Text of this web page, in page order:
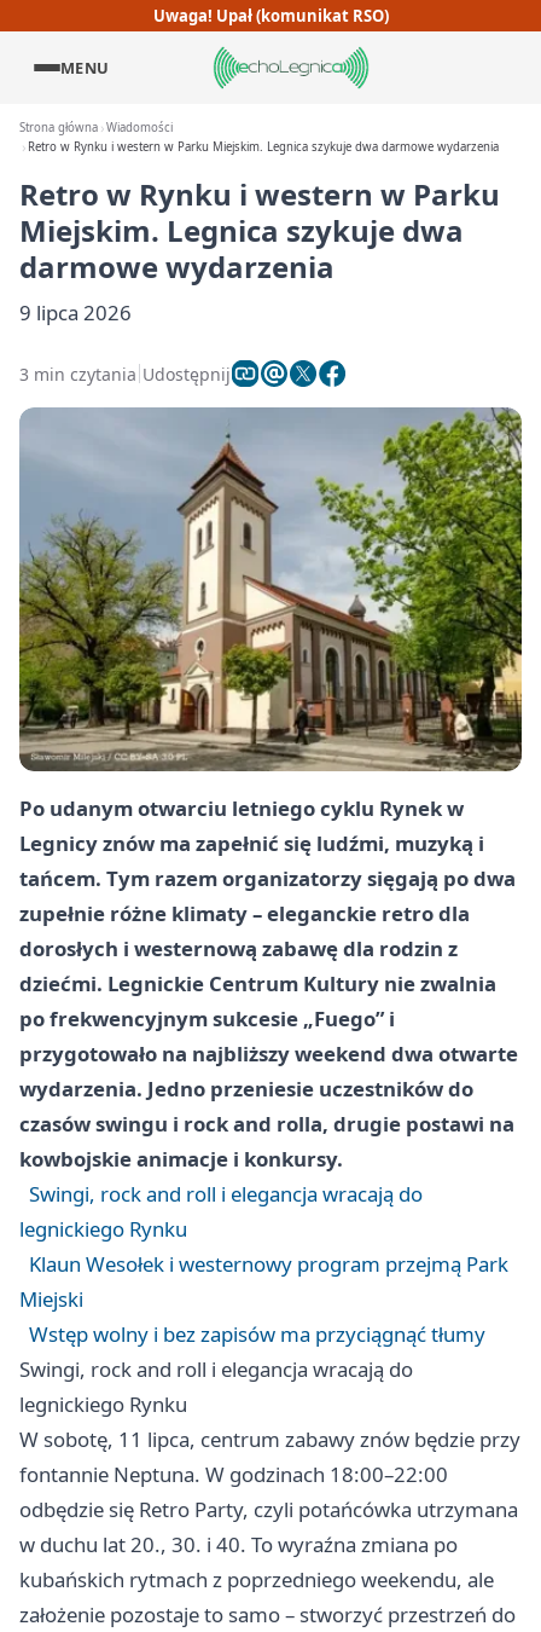
Uwaga! Upał (komunikat RSO)
MENU
Strona główna Wiadomości
Retro w Rynku i western w Parku Miejskim. Legnica szykuje dwa darmowe wydarzenia
Retro w Rynku i western w Parku
Miejskim. Legnica szykuje dwa
darmowe wydarzenia
9 lipca 2026
3 min czytania Udostępnij
Po udanym otwarciu letniego cyklu Rynek w
Legnicy znów ma zapełnić się ludźmi, muzyką i
tańcem. Tym razem organizatorzy sięgają po dwa
zupełnie różne klimaty – eleganckie retro dla
dorosłych i westernową zabawę dla rodzin z
dziećmi. Legnickie Centrum Kultury nie zwalnia
po frekwencyjnym sukcesie „Fuego” i
przygotowało na najbliższy weekend dwa otwarte
wydarzenia. Jedno przeniesie uczestników do
czasów swingu i rock and rolla, drugie postawi na
kowbojskie animacje i konkursy.
Swingi, rock and roll i elegancja wracają do
legnickiego Rynku
Klaun Wesołek i westernowy program przejmą Park
Miejski
Wstęp wolny i bez zapisów ma przyciągnąć tłumy
Swingi, rock and roll i elegancja wracają do
legnickiego Rynku
W sobotę, 11 lipca, centrum zabawy znów będzie przy
fontannie Neptuna. W godzinach 18:00–22:00
odbędzie się Retro Party, czyli potańcówka utrzymana
w duchu lat 20., 30. i 40. To wyraźna zmiana po
kubańskich rytmach z poprzedniego weekendu, ale
założenie pozostaje to samo – stworzyć przestrzeń do